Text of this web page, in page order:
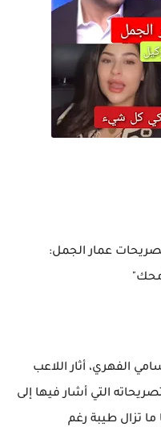
عمار الجمل:
الفهري، أثار اللاعب
التي أشار فيها إلى
ما تزال طيبة رغم